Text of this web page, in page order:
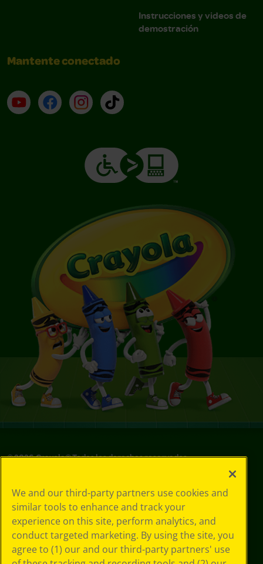
Instrucciones y videos de
demostración
Mantente conectado
YouTube (en inglés)
Facebook (en inglés)
Instagram (en inglés)
TikTok
©2026Crayola® Todos los derechos reservados.
de privacidad
Política de
privacidad
Términos de SMS
GDPR
Aviso de
We and our third-party partners use cookies and
similar tools to enhance and track your
experience on this site, perform analytics, and
conduct targeted marketing. By using the site, you
agree to (1) our and our third-party partners' use